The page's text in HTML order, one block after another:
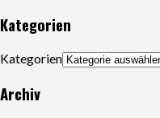
Kategorien
Kategorien
Archiv